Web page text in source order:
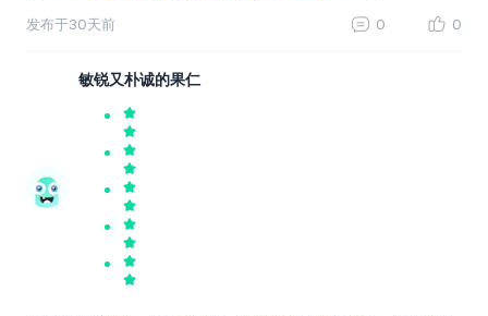
发布于30天前 0 0
敏锐又朴诚的果仁